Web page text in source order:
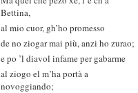
Bettina,
al mio cuor, gh’ho promesso
de no ziogar mai più, anzi ho zurao;
e po ’l diavol infame per gabarme
al ziogo el m’ha portà a
novoggiando;